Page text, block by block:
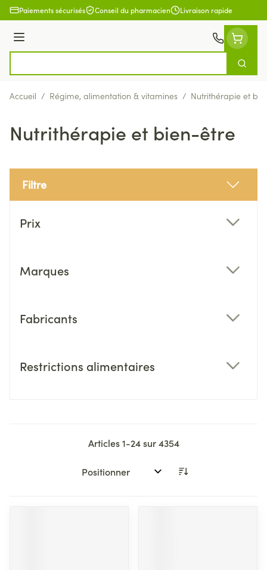
Aller au contenu
Paiements sécurisés Conseil du pharmacien Livraison rapide
Menu
Accueil / Régime, alimentation & vitamines / Nutrithérapie et
Nutrithérapie et bien-être
Filtre
Prix
Marques
Fabricants
Restrictions alimentaires
Articles1-24sur4354
Trier par: